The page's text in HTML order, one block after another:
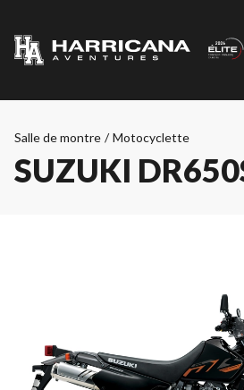
Salle de montre / Motocyclette
SUZUKI